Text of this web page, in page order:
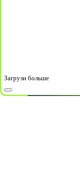
Загрузи больше